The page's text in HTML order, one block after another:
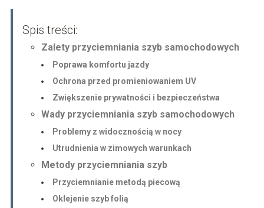
Spis treści:
Zalety przyciemniania szyb samochodowych
Poprawa komfortu jazdy
Ochrona przed promieniowaniem UV
Zwiększenie prywatności i bezpieczeństwa
Wady przyciemniania szyb samochodowych
Problemy z widocznością w nocy
Utrudnienia w zimowych warunkach
Metody przyciemniania szyb
Przyciemnianie metodą piecową
Oklejenie szyb folią